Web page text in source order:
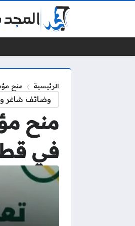
الرئيسية منح
وضائف شاغر
منح
في